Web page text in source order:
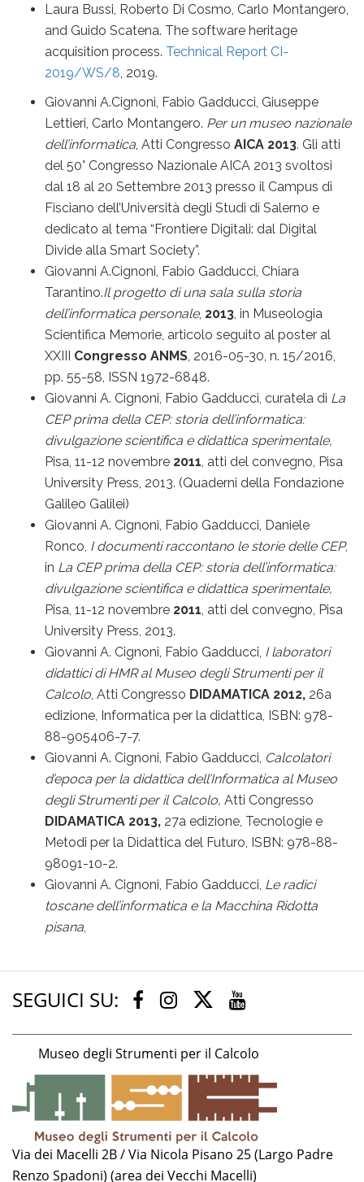
Laura Bussi, Roberto Di Cosmo, Carlo Montangero,
and Guido Scatena. The software heritage
acquisition process. Technical Report CI-
2019/WS/8, 2019.
Giovanni A.Cignoni, Fabio Gadducci, Giuseppe
Lettieri, Carlo Montangero. Per un museo nazionale
dell’informatica, Atti Congresso AICA 2013. Gli atti
del 50° Congresso Nazionale AICA 2013 svoltosi
dal 18 al 20 Settembre 2013 presso il Campus di
Fisciano dell’Università degli Studi di Salerno e
dedicato al tema “Frontiere Digitali: dal Digital
Divide alla Smart Society”.
Giovanni A.Cignoni, Fabio Gadducci, Chiara
Tarantino.Il progetto di una sala sulla storia
dell’informatica personale, 2013, in Museologia
Scientifica Memorie, articolo seguito al poster al
XXIII Congresso ANMS, 2016-05-30, n. 15/2016,
pp. 55-58, ISSN 1972-6848.
Giovanni A. Cignoni, Fabio Gadducci, curatela di La
CEP prima della CEP: storia dell’informatica:
divulgazione scientifica e didattica sperimentale,
Pisa, 11-12 novembre 2011, atti del convegno, Pisa
University Press, 2013. (Quaderni della Fondazione
Galileo Galilei)
Giovanni A. Cignoni, Fabio Gadducci, Daniele
Ronco, I documenti raccontano le storie delle CEP,
in La CEP prima della CEP: storia dell’informatica:
divulgazione scientifica e didattica sperimentale,
Pisa, 11-12 novembre 2011, atti del convegno, Pisa
University Press, 2013.
Giovanni A. Cignoni, Fabio Gadducci, I laboratori
didattici di HMR al Museo degli Strumenti per il
Calcolo, Atti Congresso DIDAMATICA 2012, 26a
edizione, Informatica per la didattica, ISBN: 978-
88-905406-7-7.
Giovanni A. Cignoni, Fabio Gadducci, Calcolatori
d’epoca per la didattica dell’Informatica al Museo
degli Strumenti per il Calcolo, Atti Congresso
DIDAMATICA 2013, 27a edizione, Tecnologie e
Metodi per la Didattica del Futuro, ISBN: 978-88-
98091-10-2.
Giovanni A. Cignoni, Fabio Gadducci, Le radici
toscane dell’informatica e la Macchina Ridotta
pisana,
SEGUICI SU: Facebook
Instagram
Twitter
Museo degli Strumenti per il Calcolo
Via dei Macelli 2B / Via Nicola Pisano 25 (Largo Padre
Renzo Spadoni) (area dei Vecchi Macelli)